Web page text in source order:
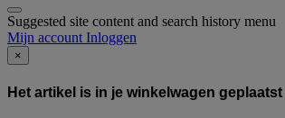
Suggested site content and search history menu
Mijn account Inloggen
×
Het artikel is in je winkelwagen geplaatst